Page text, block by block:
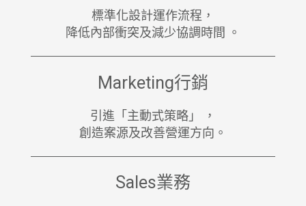
標準化設計運作流程，
降低內部衝突及減少協調時間 。
Marketing行銷
引進「主動式策略」 ，
創造案源及改善營運⽅向。
Sales業務